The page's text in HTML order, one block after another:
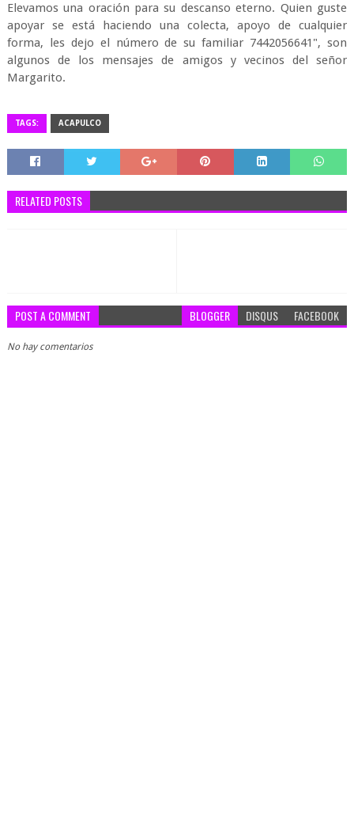
Elevamos una oración para su descanso eterno. Quien guste
apoyar se está haciendo una colecta, apoyo de cualquier
forma, les dejo el número de su familiar 7442056641", son
algunos de los mensajes de amigos y vecinos del señor
Margarito.
TAGS: ACAPULCO
RELATED POSTS
POST A COMMENT BLOGGER DISQUS FACEBOOK
No hay comentarios